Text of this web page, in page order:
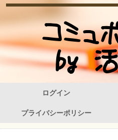
ログイン
プライバシーポリシー